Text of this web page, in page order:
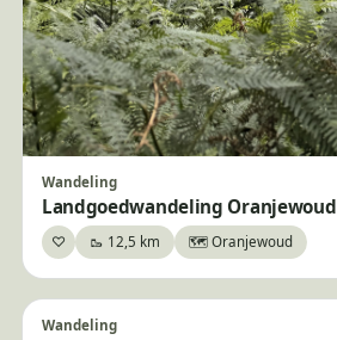
Wandeling
Landgoedwandeling Oranjewoud
♡Bewaar🥾 12,5 km 🗺️ Oranjewoud
Wandeling